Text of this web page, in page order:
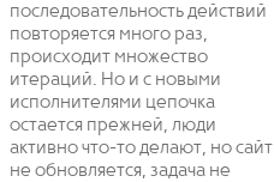
последовательность действий
повторяется много раз,
происходит множество
итераций. Но и с новыми
исполнителями цепочка
остается прежней, люди
активно что-то делают, но сайт
не обновляется, задача не